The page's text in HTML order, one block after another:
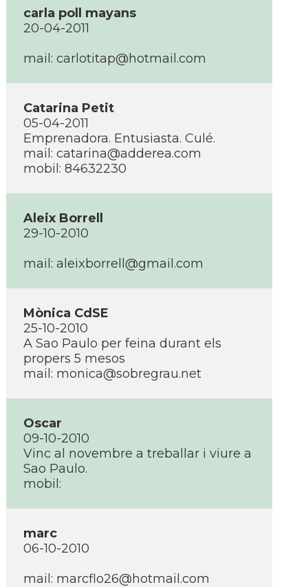
carla poll mayans
20-04-2011
mail: carlotitap@hotmail.com
Catarina Petit
05-04-2011
Emprenadora. Entusiasta. Culé.
mail: catarina@adderea.com
mobil: 84632230
Aleix Borrell
29-10-2010
mail: aleixborrell@gmail.com
Mònica CdSE
25-10-2010
A Sao Paulo per feina durant els
propers 5 mesos
mail: monica@sobregrau.net
Oscar
09-10-2010
Vinc al novembre a treballar i viure a
Sao Paulo.
mobil:
marc
06-10-2010
mail: marcflo26@hotmail.com